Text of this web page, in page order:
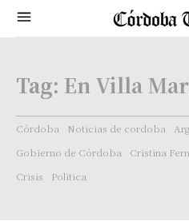
Tag: En Villa
Córdoba Noticias de cordoba
Gobierno de Córdoba
Cristina
Crisis
Politica